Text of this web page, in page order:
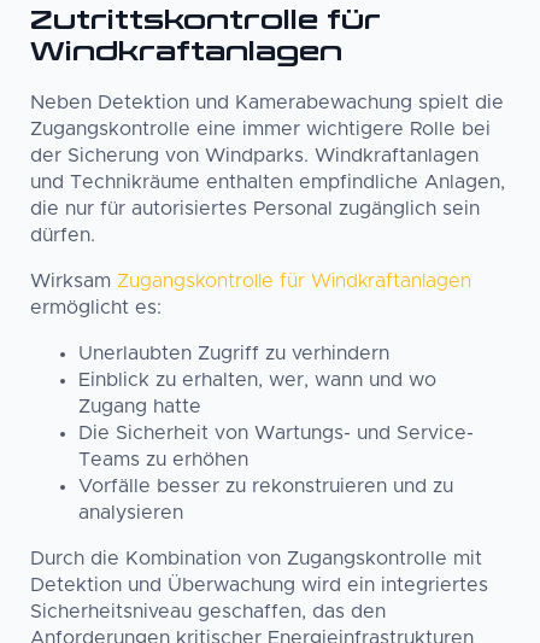
Zutrittskontrolle für
Windkraftanlagen
Neben Detektion und Kamerabewachung spielt die
Zugangskontrolle eine immer wichtigere Rolle bei
der Sicherung von Windparks. Windkraftanlagen
und Technikräume enthalten empfindliche Anlagen,
die nur für autorisiertes Personal zugänglich sein
dürfen.
Wirksam Zugangskontrolle für Windkraftanlagen
ermöglicht es:
Unerlaubten Zugriff zu verhindern
Einblick zu erhalten, wer, wann und wo
Zugang hatte
Die Sicherheit von Wartungs- und Service-
Teams zu erhöhen
Vorfälle besser zu rekonstruieren und zu
analysieren
Durch die Kombination von Zugangskontrolle mit
Detektion und Überwachung wird ein integriertes
Sicherheitsniveau geschaffen, das den
Anforderungen kritischer Energieinfrastrukturen